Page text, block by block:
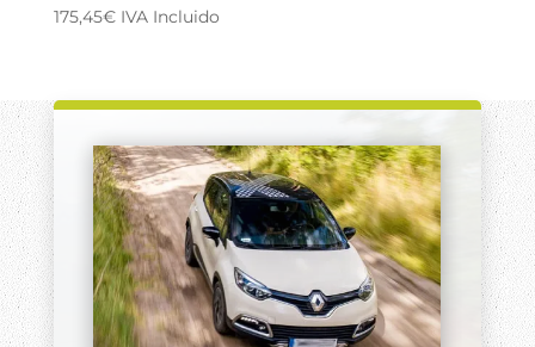
175,45€ IVA Incluido